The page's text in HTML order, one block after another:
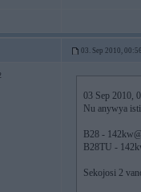
03. Sep 2010, 00:56
03 Sep 2010,
Nu anywya
B28 -
B28TU -
Sekojosi 2